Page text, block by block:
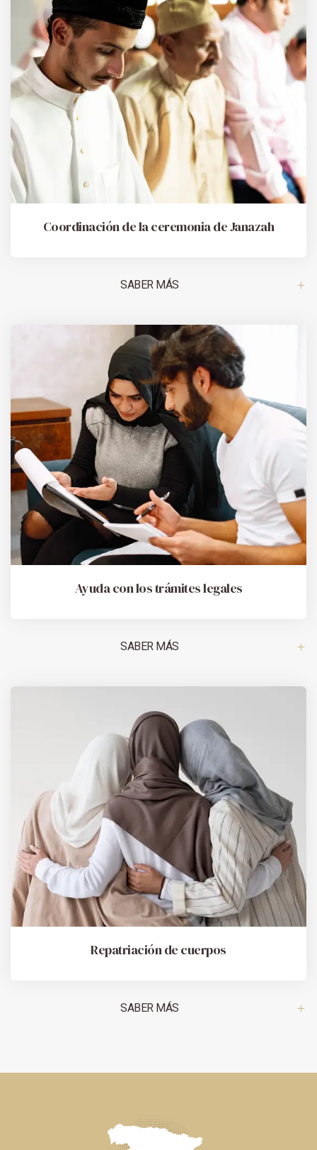
Coordinación de la ceremonia de Janazah
SABER MÁS
Ayuda con los trámites legales
SABER MÁS
Repatriación de cuerpos
SABER MÁS